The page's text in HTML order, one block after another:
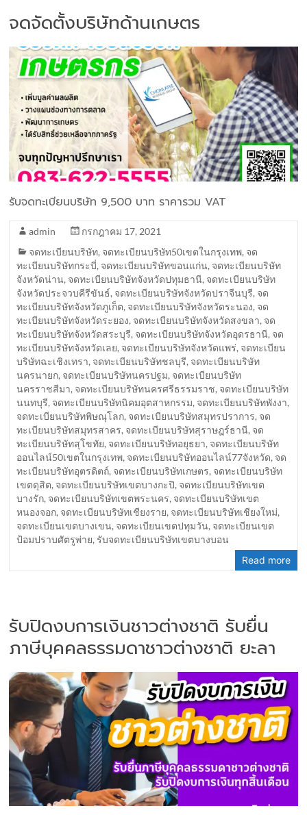
จดจัดตั้งบริษัทด้านเกษตร
รับจดทะเบียนบริษัท 9,500 บาท ราคารวม VAT
admin
กรกฎาคม 17, 2021
จดทะเบียนบริษัท, จดทะเบียนบริษัท50เขตในกรุงเทพ, จด
ทะเบียนบริษัทกระบี่, จดทะเบียนบริษัทขอนแก่น, จดทะเบียนบริษัท
จังหวัดน่าน, จดทะเบียนบริษัทจังหวัดปทุมธานี, จดทะเบียนบริษัท
จังหวัดประจวบคีรีขันธ์, จดทะเบียนบริษัทจังหวัดปราจีนบุรี, จด
ทะเบียนบริษัทจังหวัดภูเก็ต, จดทะเบียนบริษัทจังหวัดระนอง, จด
ทะเบียนบริษัทจังหวัดระยอง, จดทะเบียนบริษัทจังหวัดสงขลา, จด
ทะเบียนบริษัทจังหวัดสระบุรี, จดทะเบียนบริษัทจังหวัดอุดรธานี, จด
ทะเบียนบริษัทจังหวัดเลย, จดทะเบียนบริษัทจังหวัดแพร่, จดทะเบียน
บริษัทฉะเชิงเทรา, จดทะเบียนบริษัทชลบุรี, จดทะเบียนบริษัท
นครนายก, จดทะเบียนบริษัทนครปฐม, จดทะเบียนบริษัท
นครราชสีมา, จดทะเบียนบริษัทนครศรีธรรมราช, จดทะเบียนบริษัท
นนทบุรี, จดทะเบียนบริษัทนิคมอุตสาหกรรม, จดทะเบียนบริษัทพังงา,
จดทะเบียนบริษัทพิษณุโลก, จดทะเบียนบริษัทสมุทรปราการ, จด
ทะเบียนบริษัทสมุทรสาคร, จดทะเบียนบริษัทสุราษฎร์ธานี, จด
ทะเบียนบริษัทสุโขทัย, จดทะเบียนบริษัทอยุธยา, จดทะเบียนบริษัท
ออนไลน์50เขตในกรุงเทพ, จดทะเบียนบริษัทออนไลน์77จังหวัด, จด
ทะเบียนบริษัทอุตรดิตถ์, จดทะเบียนบริษัทเกษตร, จดทะเบียนบริษัท
เขตดุสิต, จดทะเบียนบริษัทเขตบางกะปิ, จดทะเบียนบริษัทเขต
บางรัก, จดทะเบียนบริษัทเขตพระนคร, จดทะเบียนบริษัทเขต
หนองจอก, จดทะเบียนบริษัทเชียงราย, จดทะเบียนบริษัทเชียงใหม่,
จดทะเบียนเขตบางเขน, จดทะเบียนเขตปทุมวัน, จดทะเบียนเขต
ป้อมปราบศัตรูพ่าย, รับจดทะเบียนบริษัทเขตบางบอน
Read more
รับปิดงบการเงินชาวต่างชาติ รับยื่น
ภาษีบุคคลธรรมดาชาวต่างชาติ ยะลา